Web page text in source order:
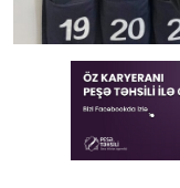
Elm və innovasiya